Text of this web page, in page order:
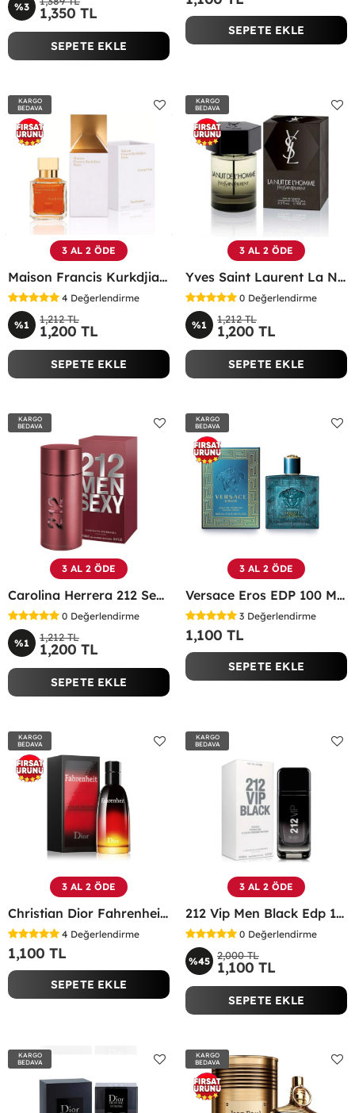
%3 1,350 TL
SEPETE EKLE
SEPETE EKLE
KARGO
BEDAVA
3 AL 2 ÖDE
Maison Francis Kurkdjian Grand Soir 70 Ml EDP Parfüm - MFKGS
4 Değerlendirme
%1 1,212 TL
1,200 TL
SEPETE EKLE
KARGO
BEDAVA
3 AL 2 ÖDE
Yves Saint Laurent La Nuit De L'Homme Edt 100 ML Erkek Parfüm - YSNL
0 Değerlendirme
%1 1,212 TL
1,200 TL
SEPETE EKLE
KARGO
BEDAVA
3 AL 2 ÖDE
Carolina Herrera 212 Sexy Edt 100 ML Erkek Parfüm - CHSM
0 Değerlendirme
%1 1,212 TL
1,200 TL
SEPETE EKLE
KARGO
BEDAVA
3 AL 2 ÖDE
Versace Eros EDP 100 ML Erkek Parfüm - VEEP
3 Değerlendirme
1,100 TL
SEPETE EKLE
KARGO
BEDAVA
3 AL 2 ÖDE
Christian Dior Fahrenheit EDT 100 ML Erkek Parfüm - CDFE
4 Değerlendirme
1,100 TL
SEPETE EKLE
KARGO
BEDAVA
3 AL 2 ÖDE
212 Vip Men Black Edp 100 ML Erkek Parfüm TESTER
0 Değerlendirme
%45 2,000 TL
1,100 TL
SEPETE EKLE
KARGO
BEDAVA
KARGO
BEDAVA